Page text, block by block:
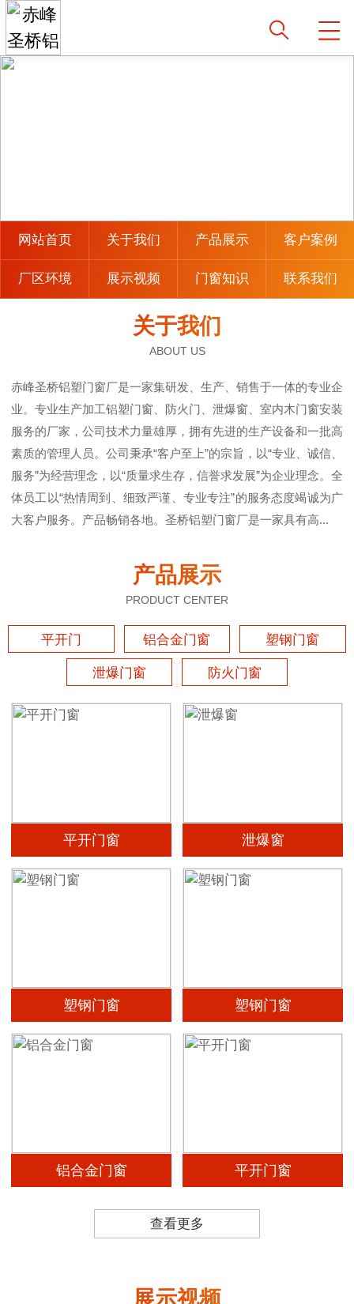
网站首页 关于我们 产品展示 客户案例
厂区环境 展示视频 门窗知识 联系我们
关于我们
ABOUT US
赤峰圣桥铝塑门窗厂是一家集研发、生产、销售于一体的专业企
业。专业生产加工铝塑门窗、防火门、泄爆窗、室内木门窗安装
服务的厂家，公司技术力量雄厚，拥有先进的生产设备和一批高
素质的管理人员。公司秉承“客户至上”的宗旨，以“专业、诚信、
服务”为经营理念，以“质量求生存，信誉求发展”为企业理念。全
体员工以“热情周到、细致严谨、专业专注”的服务态度竭诚为广
大客户服务。产品畅销各地。圣桥铝塑门窗厂是一家具有高...
产品展示
PRODUCT CENTER
平开门 铝合金门窗 塑钢门窗
泄爆门窗 防火门窗
平开门窗 泄爆窗
塑钢门窗 塑钢门窗
铝合金门窗 平开门窗
查看更多